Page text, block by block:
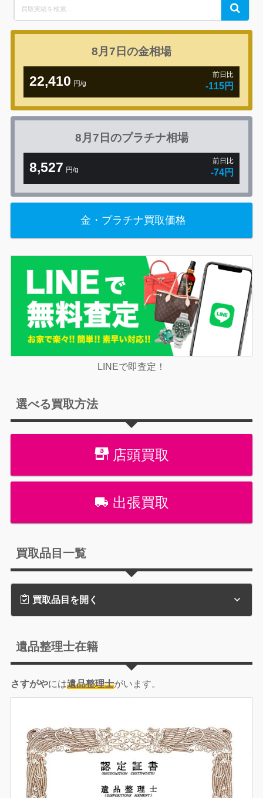
for:
Search
8月7日の金相場
22,410 円/g
前日比
-115円
8月7日のプラチナ相場
8,527 円/g
前日比
-74円
金・プラチナ買取価格
LINEで即査定！
選べる買取方法
店頭買取
出張買取
買取品目一覧
買取品目を開く
遺品整理士在籍
さすがやには遺品整理士がいます。